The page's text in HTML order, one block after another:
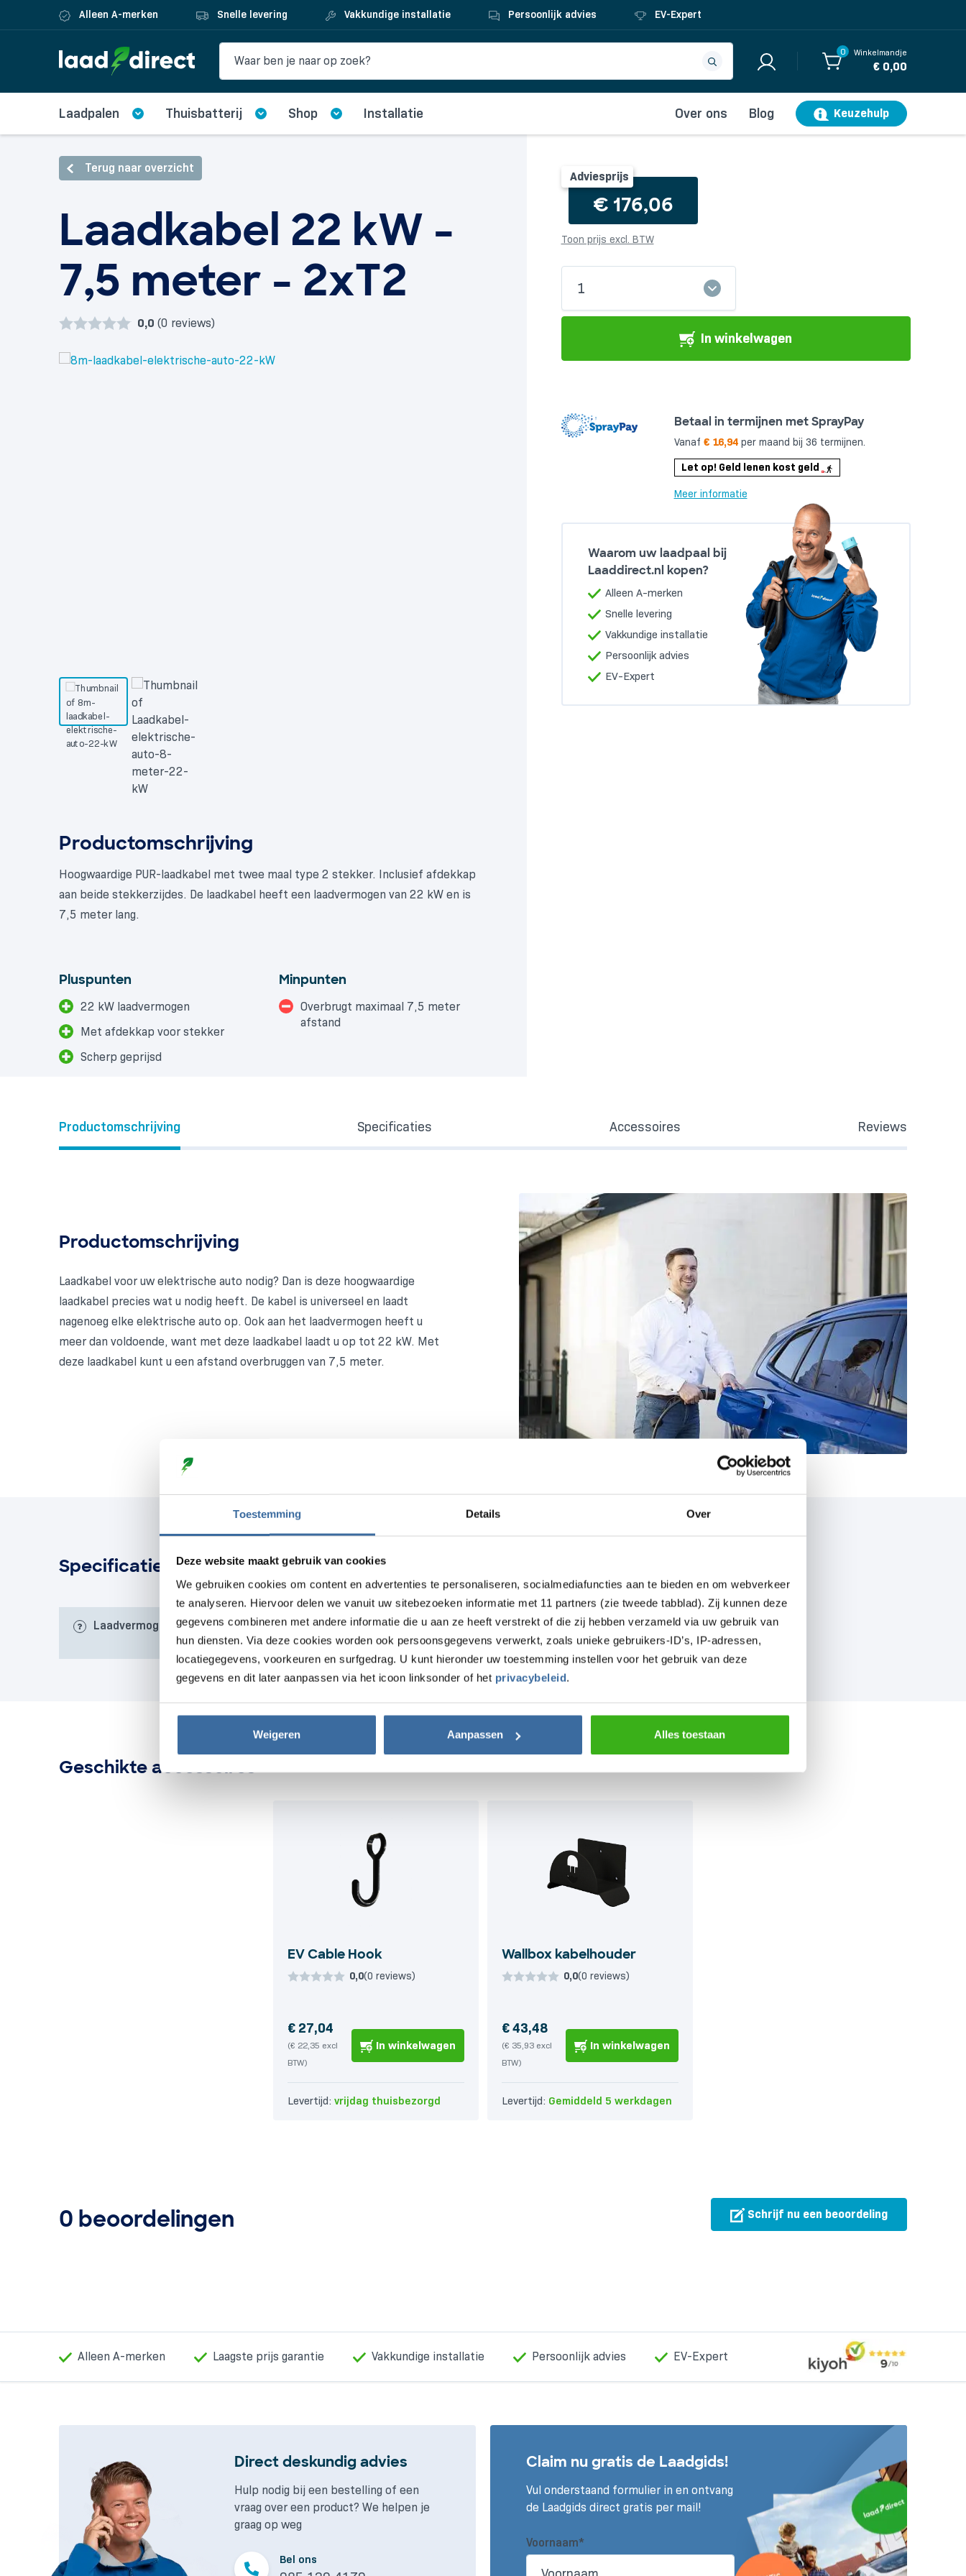
Toestemming Details Over
Deze website maakt gebruik van cookies
We gebruiken cookies om content en advertenties te personaliseren, socialmediafuncties aan te bieden en om webverkeer
te analyseren. Hiervoor delen we vanuit uw sitebezoeken informatie met 11 partners (zie tweede tabblad). Zij kunnen deze
gegevens combineren met andere informatie die u aan ze heeft verstrekt of die zij hebben verzameld via uw gebruik van
hun diensten. Via deze cookies worden ook persoonsgegevens verwerkt, zoals unieke gebruikers-ID’s, IP-adressen,
locatiegegevens, voorkeuren en surfgedrag. U kunt hieronder uw toestemming instellen voor het gebruik van deze
gegevens en dit later aanpassen via het icoon linksonder of het privacybeleid.
Weigeren Aanpassen Alles toestaan
Alleen A-merken Snelle levering Vakkundige installatie Persoonlijk advies EV-Expert
0 Winkelmandje
€ 0,00
Laadpalen Thuisbatterij Shop Installatie Over ons Blog Keuzehulp
Terug naar overzicht
Laadkabel 22 kW -
7,5 meter - 2xT2
0,0 (0 reviews)
Productomschrijving
Hoogwaardige PUR-laadkabel met twee maal type 2 stekker. Inclusief afdekkap
aan beide stekkerzijdes. De laadkabel heeft een laadvermogen van 22 kW en is
7,5 meter lang.
Pluspunten
22 kW laadvermogen
Met afdekkap voor stekker
Scherp geprijsd
Minpunten
Overbrugt maximaal 7,5 meter
afstand
Adviesprijs
€ 176,06
Toon prijs excl. BTW
kW
meter
aantal
1
In winkelwagen
Betaal in termijnen met SprayPay
Vanaf € 16,94per maand bij 36 termijnen.
Let op! Geld lenen kost geld
Meer informatie
Waarom uw laadpaal bij
Laaddirect.nl kopen?
Alleen A-merken
Snelle levering
Vakkundige installatie
Persoonlijk advies
EV-Expert
Productomschrijving Specificaties Accessoires Reviews
Productomschrijving
Laadkabel voor uw elektrische auto nodig? Dan is deze hoogwaardige
laadkabel precies wat u nodig heeft. De kabel is universeel en laadt
nagenoeg elke elektrische auto op. Ook aan het laadvermogen heeft u
meer dan voldoende, want met deze laadkabel laadt u op tot 22 kW. Met
deze laadkabel kunt u een afstand overbruggen van 7,5 meter.
Specificaties
Laadvermogen 22kW
Geschikte accessoires
EV Cable Hook
0,0(0 reviews)
€ 27,04
(€ 22,35 excl
BTW)
In winkelwagen
Levertijd: vrijdag thuisbezorgd
Wallbox kabelhouder
0,0(0 reviews)
€43,48
(€ 35,93 excl
BTW)
In winkelwagen
Levertijd: Gemiddeld 5 werkdagen
0 beoordelingen Schrijf nu een beoordeling
Alleen A-merken Laagste prijs garantie Vakkundige installatie Persoonlijk advies EV-Expert
Direct deskundig advies
Hulp nodig bij een bestelling of een
vraag over een product? We helpen je
graag op weg
Bel ons
Claim nu gratis de Laadgids!
Vul onderstaand formulier in en ontvang
de Laadgids direct gratis per mail!
Voornaam*